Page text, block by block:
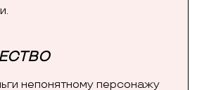
непонятному персонажу